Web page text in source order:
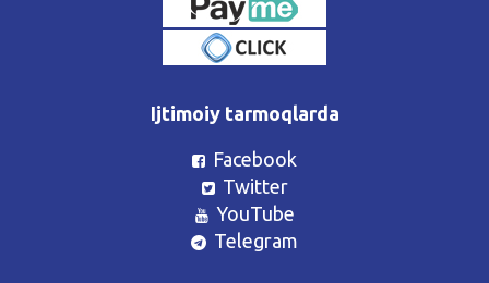
Ijtimoiy tarmoqlarda
Facebook
Twitter
YouTube
Telegram